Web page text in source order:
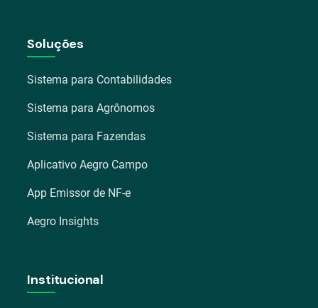
Soluções
Sistema para Contabilidades
Sistema para Agrônomos
Sistema para Fazendas
Aplicativo Aegro Campo
App Emissor de NF-e
Aegro Insights
Institucional